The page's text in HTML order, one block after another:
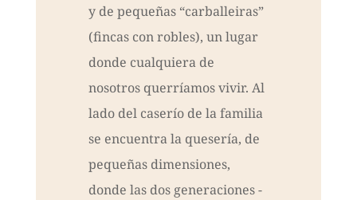
y de pequeñas “carballeiras”
(fincas con robles), un lugar
donde cualquiera de
nosotros querríamos vivir. Al
lado del caserío de la familia
se encuentra la quesería, de
pequeñas dimensiones,
donde las dos generaciones -